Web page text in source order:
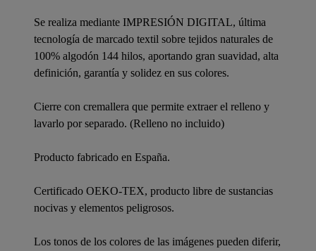
Se realiza mediante IMPRESIÓN DIGITAL, última
tecnología de marcado textil sobre tejidos naturales de
100% algodón 144 hilos, aportando gran suavidad, alta
definición, garantía y solidez en sus colores.
Cierre con cremallera que permite extraer el relleno y
lavarlo por separado. (Relleno no incluido)
Producto fabricado en España.
Certificado OEKO-TEX, producto libre de sustancias
nocivas y elementos peligrosos.
Los tonos de los colores de las imágenes pueden diferir,